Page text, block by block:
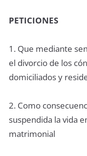
PETICIONES
1. Que mediante
el divorcio de los
domiciliados y
2. Como
suspendida la vida
matrimonial